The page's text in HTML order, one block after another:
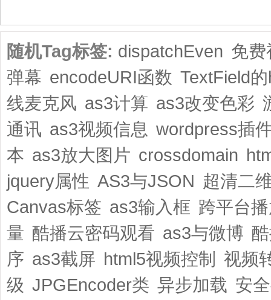
随机Tag标签: dispatchEven 免费
弹幕 encodeURI函数 TextField
线麦克风 as3计算 as3改变色彩
通讯 as3视频信息 wordpress插
本 as3放大图片 crossdomain
jquery属性 AS3与JSON 超清二
Canvas标签 as3输入框 跨平台
量 酷播云密码观看 as3与微博
序 as3截屏 html5视频控制
视频
级 JPGEncoder类 异步加载 安